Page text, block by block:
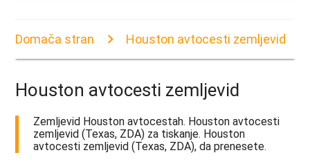
Domača stran Houston avtocesti zemljevid
Houston avtocesti zemljevid
Zemljevid Houston avtocestah. Houston avtocesti
zemljevid (Texas, ZDA) za tiskanje. Houston
avtocesti zemljevid (Texas, ZDA), da prenesete.